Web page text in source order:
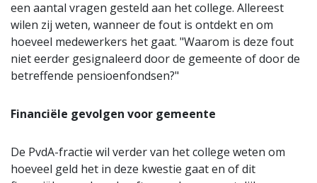
een aantal vragen gesteld aan het college. Allereest
wilen zij weten, wanneer de fout is ontdekt en om
hoeveel medewerkers het gaat. "Waarom is deze fout
niet eerder gesignaleerd door de gemeente of door de
betreffende pensioenfondsen?"
Financiële gevolgen voor gemeente
De PvdA-fractie wil verder van het college weten om
hoeveel geld het in deze kwestie gaat en of dit